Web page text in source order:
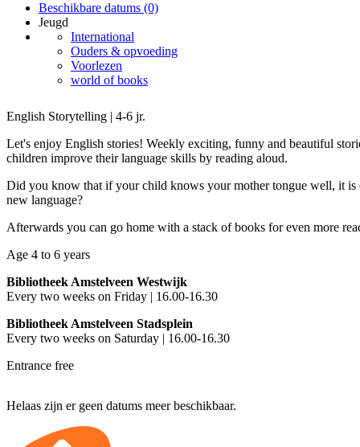
Beschikbare datums (0)
Jeugd
International
Ouders & opvoeding
Voorlezen
world of books
English Storytelling | 4-6 jr.
Let's enjoy English stories! Weekly exciting, funny and beautiful
children improve their language skills by reading aloud.
Did you know that if your child knows your mother tongue well, it is
new language?
Afterwards you can go home with a stack of books for even more
Age 4 to 6 years
Bibliotheek Amstelveen Westwijk
Every two weeks on Friday | 16.00-16.30
Bibliotheek Amstelveen Stadsplein
Every two weeks on Saturday | 16.00-16.30
Entrance free
Helaas zijn er geen datums meer beschikbaar.